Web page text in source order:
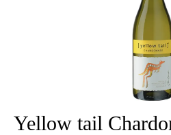
Yellow tail